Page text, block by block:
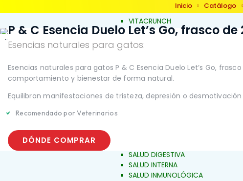
INICIO
SALUD Y BIENESTAR
VITACRUNCH
JALEAS
JABONES NATURALES
ALERGIAS
ARTICULACIONES Y MÚSCULOS
BELLEZA Y LIMPIEZA
CONDUCTA Y COMPORTAMIENTO
SALUD DIGESTIVA
SALUD INTERNA
SALUD INMUNOLÓGICA
Inicio Catálogo
Esencias naturales para gatos:
P & C Esencia Duelo Let’s Go, frasco de
Esencias naturales para gatos P & C Esencia Duelo Let’s Go,
comportamiento y bienestar de forma natural.
Equilibran manifestaciones de tristeza, depresión o
Recomendado por Veterinarios
DÓNDE COMPRAR